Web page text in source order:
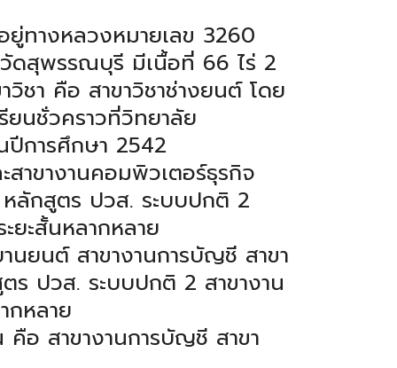
ทางหลวงหมายเลข 3260
สุพรรณบุรี มีเนื้อที่ 66 ไร่ 2
ชา คือ สาขาวิชาช่างยนต์ โดย
ยนชั่วคราวที่วิทยาลัย
การศึกษา 2542
าขางานคอมพิวเตอร์ธุรกิจ
ลักสูตร ปวส. ระบบปกติ 2
ยะสั้นหลากหลาย
นยนต์ สาขางานการบัญชี สาขา
ร ปวส. ระบบปกติ 2 สาขางาน
กหลาย
อ สาขางานการบัญชี สาขา